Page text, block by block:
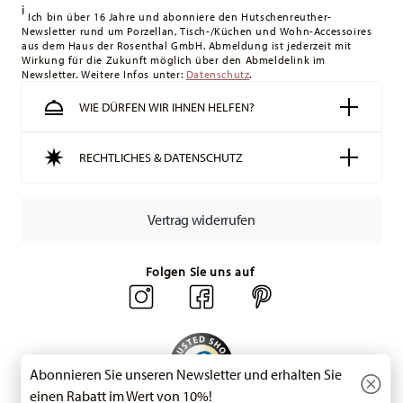
Lieferung erfolgt versandkostenfrei.
Schweiz:Lieferungen in die Schweiz sind ab 49,90 CHF
versandkostenfrei. Unter einem Bestellwert von 49,90 CHF
liegen die Versandkosten bei 36,90 CHF.
Tracking:
Sie erhalten per E-Mail einen Trackingcode, sobald
Ihr Paket auf die Reise geht.
vorrätige Artikel. Sie können die Lieferzeiten in andere
Retourenservice.
i Ich bin über 16 Jahre und abonniere den Hutschenreuther-
Newsletter rund um Porzellan, Tisch-/Küchen und Wohn-Accessoires
aus dem Haus der Rosenthal GmbH. Abmeldung ist jederzeit mit
Wirkung für die Zukunft möglich über den Abmeldelink im
Newsletter. Weitere Infos unter: Datenschutz.
WIE DÜRFEN WIR IHNEN HELFEN?
RECHTLICHES & DATENSCHUTZ
Vertrag widerrufen
Folgen Sie uns auf
Abonnieren Sie unseren Newsletter und erhalten Sie
einen Rabatt im Wert von 10%!